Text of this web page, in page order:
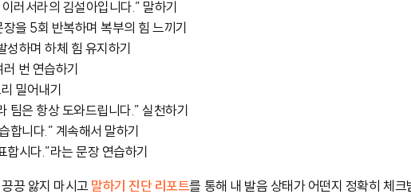
러서라의 김설아입니다.” 말하기
을 5회 반복하며 복부의 힘 느끼기
성하며 하체 힘 유지하기
번 연습하기
밀어내기
팀은 항상 도와드립니다.” 실천하기
합니다.” 계속해서 말하기
시다.”라는 문장 연습하기
끙 앓지 마시고 말하기 진단 리포트를 통해 내 발음 상태가 어떤지 정확히 체크